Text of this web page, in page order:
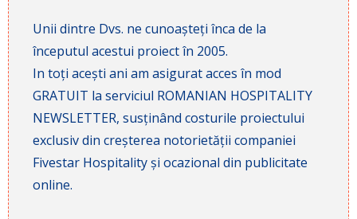
Unii dintre Dvs. ne cunoașteți înca de la
începutul acestui proiect în 2005.
In toți acești ani am asigurat acces în mod
GRATUIT la serviciul ROMANIAN HOSPITALITY
NEWSLETTER, susținând costurile proiectului
exclusiv din creșterea notorietății companiei
Fivestar Hospitality și ocazional din publicitate
online.